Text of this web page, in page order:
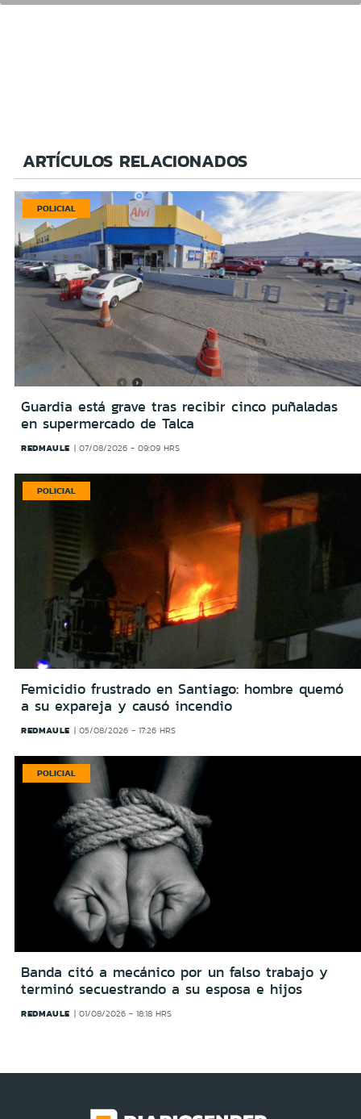
ARTÍCULOS RELACIONADOS
POLICIAL
Guardia está grave tras recibir cinco puñaladas
en supermercado de Talca
REDMAULE 07/08/2026 - 09:09 HRS
POLICIAL
Femicidio frustrado en Santiago: hombre quemó
a su expareja y causó incendio
REDMAULE 05/08/2026 - 17:26 HRS
POLICIAL
Banda citó a mecánico por un falso trabajo y
terminó secuestrando a su esposa e hijos
REDMAULE 01/08/2026 - 18:18 HRS